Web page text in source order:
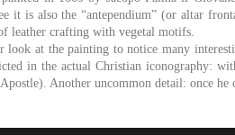
it is also the “antependium” (or altar
leather crafting with vegetal motifs.
look at the painting to notice many
in the actual Christian iconography:
Apostle). Another uncommon detail: once